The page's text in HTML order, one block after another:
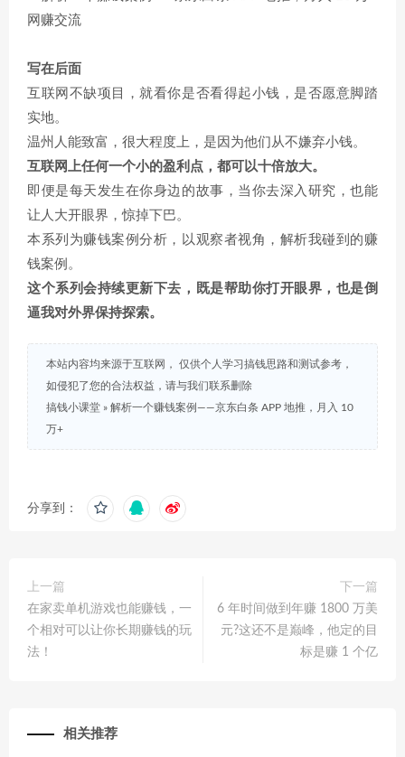
写在后面
互联网不缺项目，就看你是否看得起小钱，是否愿意脚踏
实地。
温州人能致富，很大程度上，是因为他们从不嫌弃小钱。
互联网上任何一个小的盈利点，都可以十倍放大。
即便是每天发生在你身边的故事，当你去深入研究，也能
让人大开眼界，惊掉下巴。
本系列为赚钱案例分析，以观察者视角，解析我碰到的赚
钱案例。
这个系列会持续更新下去，既是帮助你打开眼界，也是倒
逼我对外界保持探索。
本站内容均来源于互联网， 仅供个人学习搞钱思路和测试参考，
如侵犯了您的合法权益，请与我们联系删除
搞钱小课堂 » 解析一个赚钱案例——京东白条 APP 地推，月入 10
万+
分享到：
上一篇
在家卖单机游戏也能赚钱，一
个相对可以让你长期赚钱的玩
法！
下一篇
6 年时间做到年赚 1800 万美
元?这还不是巅峰，他定的目
标是赚 1 个亿
相关推荐